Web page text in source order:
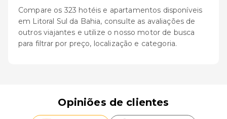
Compare os 323 hotéis e apartamentos disponíveis
em Litoral Sul da Bahia, consulte as avaliações de
outros viajantes e utilize o nosso motor de busca
para filtrar por preço, localização e categoria.
Opiniões de clientes